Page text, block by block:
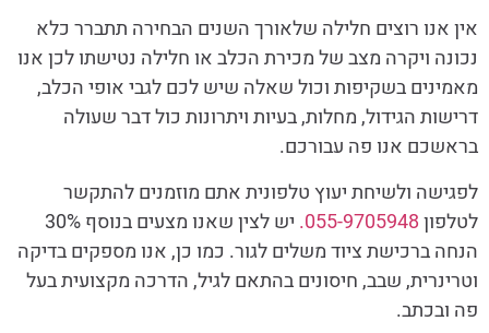
אין אנו רוצים חלילה שלאורך השנים הבחירה תתברר כלא
נכונה ויקרה מצב של מכירת הכלב או חלילה נטישתו לכן אנו
מאמינים בשקיפות וכול שאלה שיש לכם לגבי אופי הכלב,
דרישות הגידול, מחלות, בעיות ויתרונות כול דבר שעולה
בראשכם אנו פה עבורכם.
לפגישה ולשיחת יעוץ טלפונית אתם מוזמנים להתקשר
לטלפון055-9705948.
יש לצין שאנו מצעים בנוסף 30%
הנחה ברכישת ציוד משלים לגור. כמו כן, אנו מספקים בדיקה
וטרינרית, שבב, חיסונים בהתאם לגיל, הדרכה מקצועית בעל
פה ובכתב.